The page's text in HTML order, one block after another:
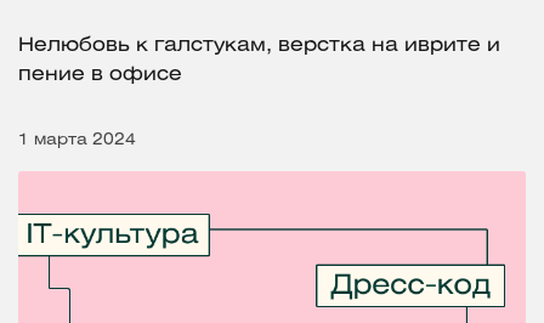
Нелюбовь к галстукам, верстка на иврите и
пение в офисе
1 марта 2024